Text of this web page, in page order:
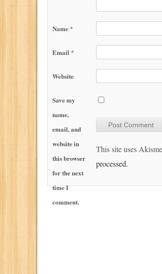
Name *
Email *
Website
Save my
name,
email, and
website in
this browser
for the next
time I
comment.
This site uses
processed.